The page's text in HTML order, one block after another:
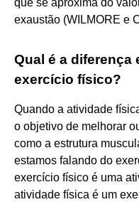
exaustão (WILMORE e
Qual é a diferença
exercício físico?
Quando a atividade
o objetivo de melhorar
como a estrutura
estamos falando do
exercício físico é uma
atividade física é um